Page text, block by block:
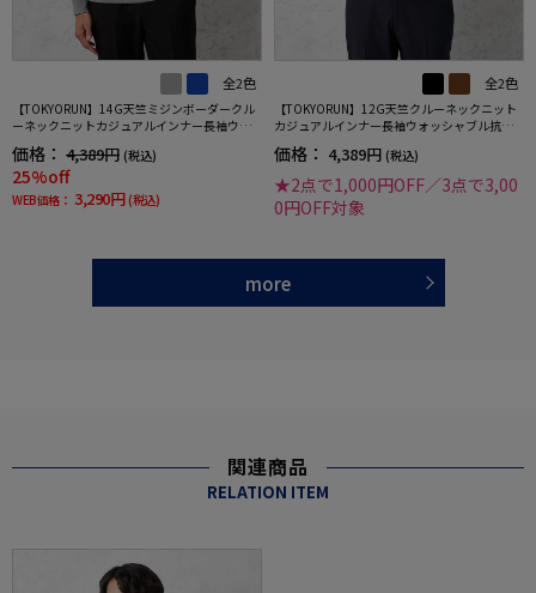
全2色
【TOKYORUN】14G天竺ミジンボーダークル
ーネックニットカジュアルインナー長袖ウォ
ッシャブル抗ピリング吸汗速乾秋冬
価格： 4,389円 (税込)
25%off
WEB価格： 3,290円 (税込)
全2色
【TOKYORUN】12G天竺クルーネックニット
カジュアルインナー長袖ウォッシャブル抗ピ
リング秋冬
価格： 4,389円 (税込)
★2点で1,000円OFF／3点で3,00
0円OFF対象
more
関連商品
RELATION ITEM